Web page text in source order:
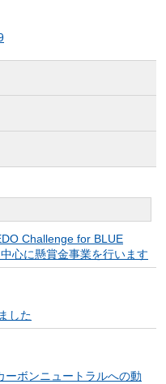
Challenge for BLUE
心に懸賞金事業を行います
した
ーボンニュートラルへの動